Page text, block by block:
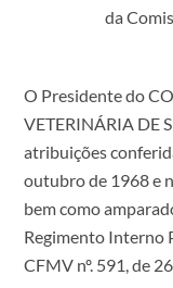
da
O Presidente do
VETERINÁRIA DE
atribuições
outubro de 1968 e
bem como
Regimento Interno
CFMV nº. 591, de